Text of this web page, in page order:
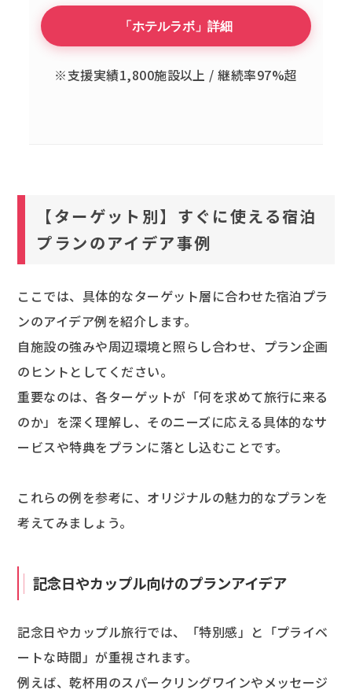
「ホテルラボ」詳細
※支援実績1,800施設以上 / 継続率97%超
【ターゲット別】すぐに使える宿泊
プランのアイデア事例
ここでは、具体的なターゲット層に合わせた宿泊プラ
ンのアイデア例を紹介します。
自施設の強みや周辺環境と照らし合わせ、プラン企画
のヒントとしてください。
重要なのは、各ターゲットが「何を求めて旅行に来る
のか」を深く理解し、そのニーズに応える具体的なサ
ービスや特典をプランに落とし込むことです。
これらの例を参考に、オリジナルの魅力的なプランを
考えてみましょう。
記念日やカップル向けのプランアイデア
記念日やカップル旅行では、「特別感」と「プライベ
ートな時間」が重視されます。
例えば、乾杯用のスパークリングワインやメッセージ